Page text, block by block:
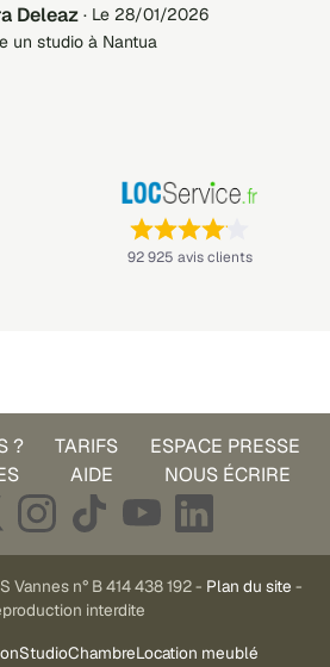
Deleaz · Le 28/01/2026
un studio à Nantua
Note : 4,1 sur 5 —
92 925 avis clients
? TARIFS
ESPACE PRESSE
AIDE NOUS ÉCRIRE
n° B 414 438 192 - Plan du site -
interdite
StudioChambreLocation meublé